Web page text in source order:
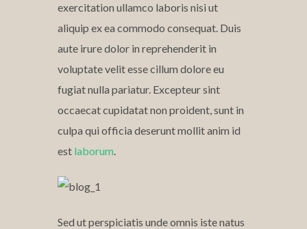
exercitation ullamco laboris nisi ut
aliquip ex ea commodo consequat. Duis
aute irure dolor in reprehenderit in
voluptate velit esse cillum dolore eu
fugiat nulla pariatur. Excepteur sint
occaecat cupidatat non proident, sunt in
culpa qui officia deserunt mollit anim id
est laborum.
Sed ut perspiciatis unde omnis iste natus